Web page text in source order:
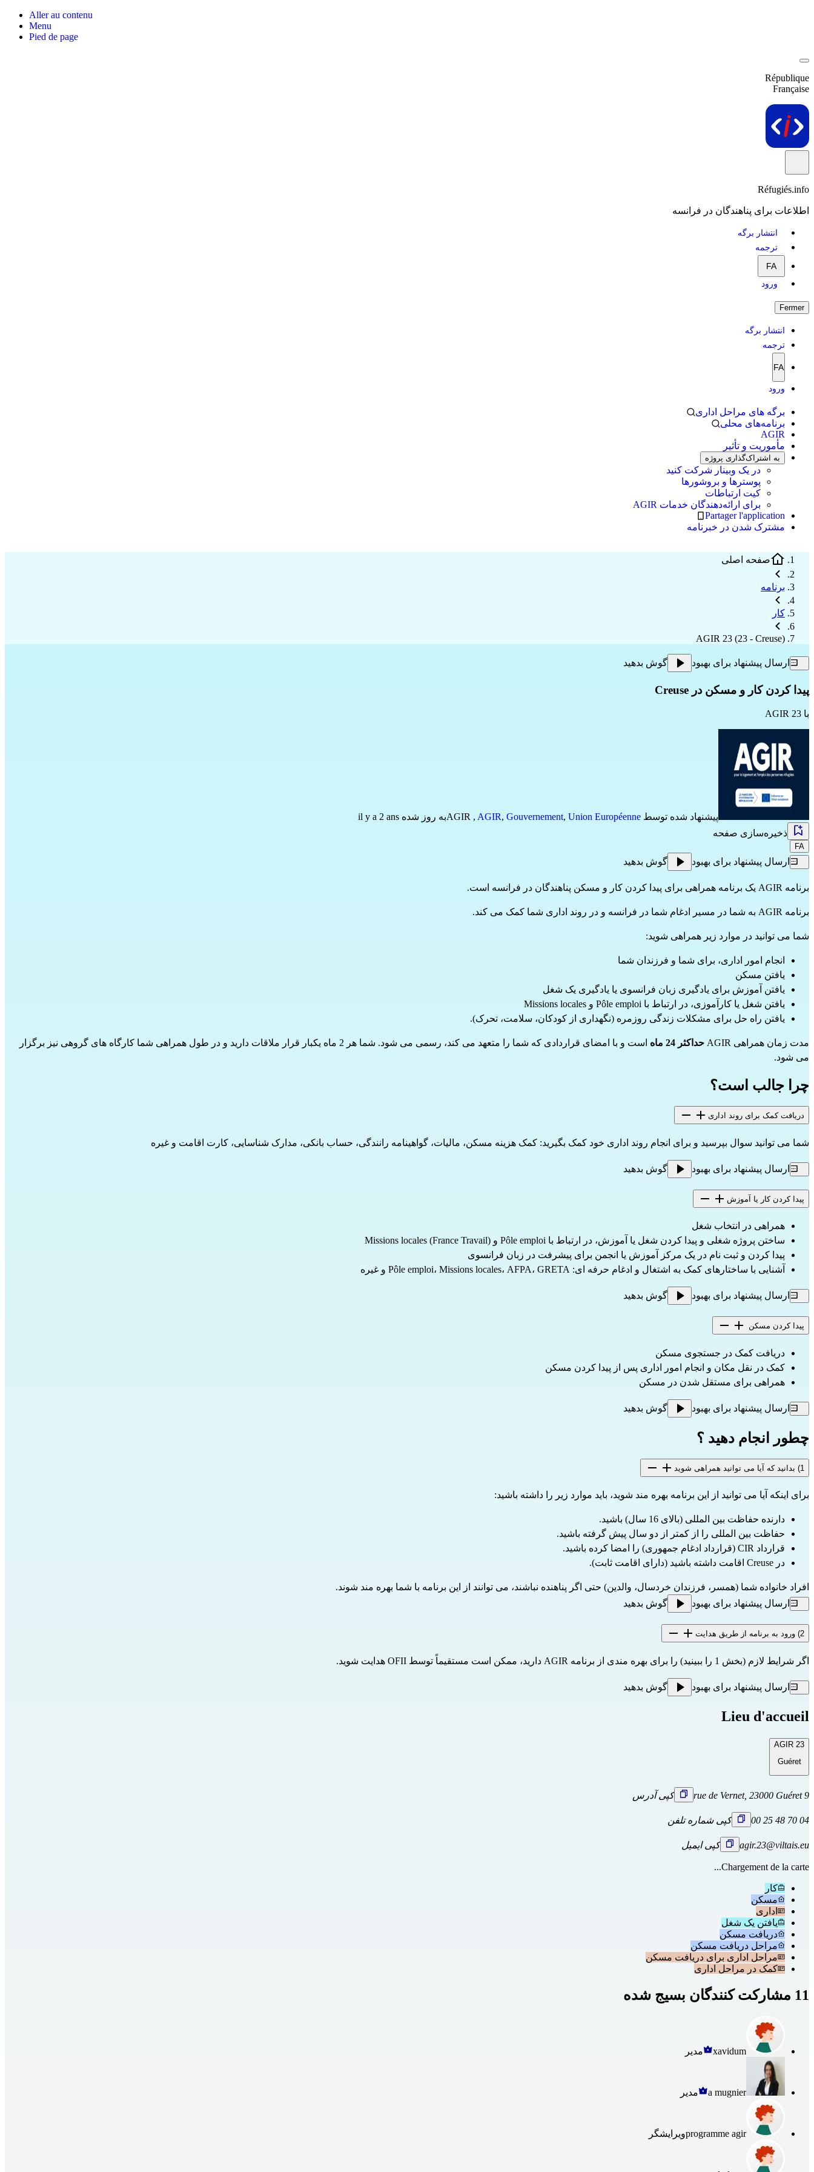
Aller au contenu
Menu
Pied de page
République
Française
Réfugiés.info
اطلاعات برای پناهندگان در فرانسه
انتشار برگه
ترجمه
FA
ورود
Fermer
انتشار برگه
ترجمه
FA
ورود
برگه های مراحل اداری
برنامه‌های محلی
AGIR
مأموریت و تأثیر
به اشتراک‌گذاری پروژه
در یک وبینار شرکت کنید
پوسترها و بروشورها
کیت ارتباطات
برای ارائه‌دهندگان خدمات AGIR
Partager l'application
مشترک شدن در خبرنامه
صفحه اصلی
برنامه
کار
AGIR 23 (23 - Creuse)
ارسال پیشنهاد برای بهبود گوش بدهید
پیدا کردن کار و مسکن در Creuse
با AGIR 23
پیشنهاد شده توسط AGIR , AGIR, Gouvernement, Union Européenne
به روز شده il y a 2 ans
ذخیره‌سازی صفحه
FA
ارسال پیشنهاد برای بهبود گوش بدهید
برنامه AGIR یک برنامه همراهی برای پیدا کردن کار و مسکن پناهندگان در فرانسه است.
برنامه AGIR به شما در مسیر ادغام شما در فرانسه و در روند اداری شما کمک می کند.
شما می توانید در موارد زیر همراهی شوید:
انجام امور اداری، برای شما و فرزندان شما
یافتن مسکن
یافتن آموزش برای یادگیری زبان فرانسوی یا یادگیری یک شغل
یافتن شغل یا کارآموزی، در ارتباط با Pôle emploi و Missions locales
یافتن راه حل برای مشکلات زندگی روزمره (نگهداری از کودکان، سلامت، تحرک).
مدت زمان همراهی AGIR حداکثر 24 ماه
است و با امضای قراردادی که شما را متعهد می کند، رسمی می شود. شما هر 2 ماه یکبار قرار ملاقات دارید و در طول همراهی شما کارگاه های گروهی نیز برگزار
می شود.
چرا جالب است؟
دریافت کمک برای روند اداری
شما می توانید سوال بپرسید و برای انجام روند اداری خود کمک بگیرید: کمک هزینه مسکن، مالیات، گواهینامه رانندگی، حساب بانکی، مدارک شناسایی، کارت اقامت و غیره
ارسال پیشنهاد برای بهبود گوش بدهید
پیدا کردن کار یا آموزش
همراهی در انتخاب شغل
ساختن پروژه شغلی و پیدا کردن شغل یا آموزش، در ارتباط با Pôle emploi و Missions locales (France Travail)
پیدا کردن و ثبت نام در یک مرکز آموزش یا انجمن برای پیشرفت در زبان فرانسوی
آشنایی با ساختارهای کمک به اشتغال و ادغام حرفه ای: Pôle emploi، Missions locales، AFPA، GRETA و غیره
ارسال پیشنهاد برای بهبود گوش بدهید
پیدا کردن مسکن
دریافت کمک در جستجوی مسکن
کمک در نقل مکان و انجام امور اداری پس از پیدا کردن مسکن
همراهی برای مستقل شدن در مسکن
ارسال پیشنهاد برای بهبود گوش بدهید
چطور انجام دهید ؟
1) بدانید که آیا می توانید همراهی شوید
برای اینکه آیا می توانید از این برنامه بهره مند شوید، باید موارد زیر را داشته باشید:
دارنده حفاظت بین المللی (بالای 16 سال) باشید.
حفاظت بین المللی را از کمتر از دو سال پیش گرفته باشید.
قرارداد CIR (قرارداد ادغام جمهوری) را امضا کرده باشید.
در Creuse اقامت داشته باشید (دارای اقامت ثابت).
افراد خانواده شما (همسر، فرزندان خردسال، والدین) حتی اگر پناهنده نباشند، می توانند از این برنامه با شما بهره مند شوند.
ارسال پیشنهاد برای بهبود
گوش بدهید
2) ورود به برنامه از طریق هدایت
اگر شرایط لازم (بخش 1 را ببینید) را برای بهره مندی از برنامه AGIR دارید، ممکن است مستقیماً توسط OFII هدایت شوید.
ارسال پیشنهاد برای بهبود گوش بدهید
Lieu d'accueil
AGIR 23
Guéret
9 rue de Vernet, 23000 Guéret کپی آدرس
04 70 48 25 00 کپی شماره تلفن
agir.23@viltais.eu کپی ایمیل
Chargement de la carte...
کار
مسکن
اداری
یافتن یک شغل
دریافت مسکن
مراحل دریافت مسکن
مراحل اداری برای دریافت مسکن
کمک در مراحل اداری
11 مشارکت کنندگان بسیج شده
xavidum مدیر
a mugnier مدیر
programme agirویرایشگر